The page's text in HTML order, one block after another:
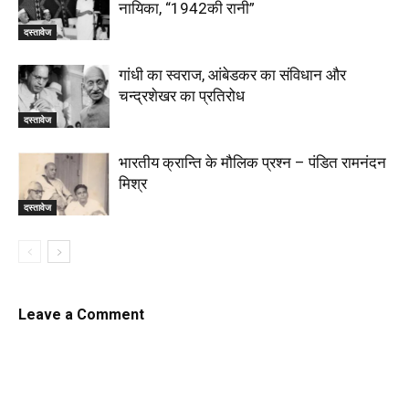
दस्तावेज
नायिका, “1942की रानी”
दस्तावेज
गांधी का स्वराज, आंबेडकर का संविधान और
चन्द्रशेखर का प्रतिरोध
दस्तावेज
भारतीय क्रान्ति के मौलिक प्रश्न – पंडित रामनंदन
मिश्र
Leave a Comment